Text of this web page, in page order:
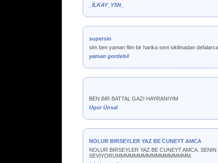
_İLKAY_YSN_
supersin
slm ben yaman flim bir harika seni sikilmadan
yaman gordebil
BEN BIR BATTAL GAZI HAYRANIYIM
Ugur Ünsal
NOLUR BIRSEYLER YAZ BE CUNEYT AMCA
NOLUR BIRSEYLER YAZ BE CUNEYT AMCA.
SEVIYORUMMMMMMMMMMMMMMMMM.